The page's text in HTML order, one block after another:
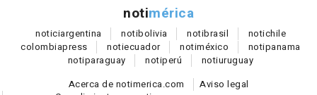
notimérica
noticiargentina notibolivia notibrasil notichile
colombiapress notiecuador notiméxico notipanama
notiparaguay notiperú notiuruguay
Acerca de notimerica.com
Aviso legal